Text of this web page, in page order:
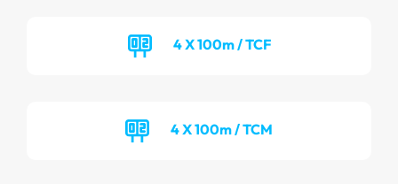
4 X 100m / TCF
4 X 100m / TCM